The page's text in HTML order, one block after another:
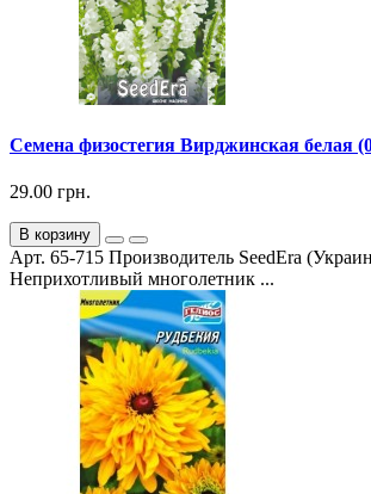
Семена физостегия Вирджинская белая
29.00 грн.
В корзину
Арт. 65-715 Производитель SeedEra
Неприхотливый многолетник ...